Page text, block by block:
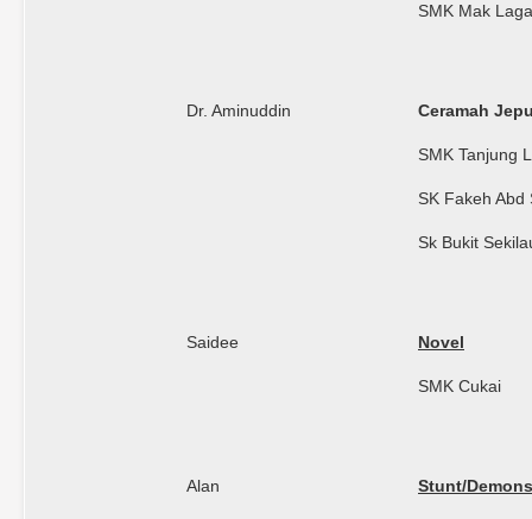
SMK Mak
Dr. Aminuddin Ceramah
SMK Tanjung
SK Fakeh Abd
Sk Bukit
Saidee Novel
SMK Cukai
Alan Stunt/